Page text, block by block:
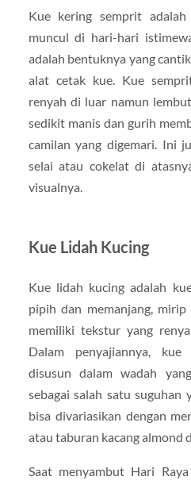
Kue kering semprit
muncul di hari-hari
adalah bentuknya yang
alat cetak kue. Kue
renyah di luar namun
sedikit manis dan gurih
camilan yang digemari. Ini
selai atau cokelat di
visualnya.
Kue Lidah Kucing
Kue lidah kucing adalah
pipih dan memanjang,
memiliki tekstur yang
Dalam penyajiannya,
disusun dalam wadah
sebagai salah satu suguhan
bisa divariasikan dengan
atau taburan kacang almond
Saat menyambut Hari